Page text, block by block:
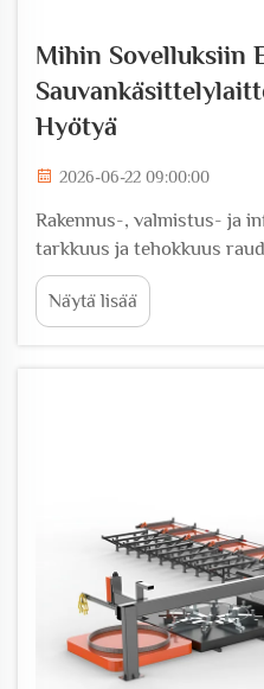
Mihin Sovelluksiin
Hyötyä
2026-06-22 09:00:00
Rakennus-, valmistus- ja
tarkkuus ja tehokkuus
muodostuneet kriittisiksi
prioriteeteiksi.
kehittynyt merkittävästi
Näytä lisää